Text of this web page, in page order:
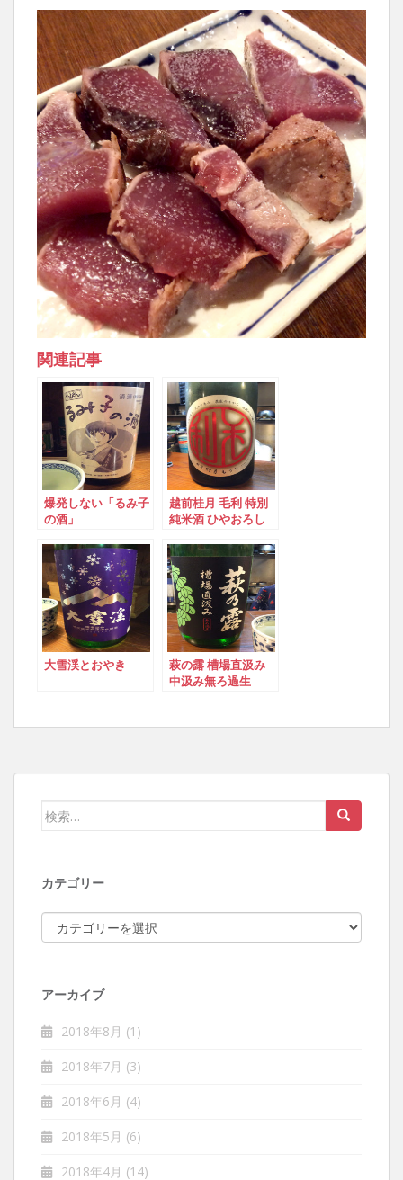
関連記事
爆発しない「るみ子
の酒」
越前桂月 毛利 特別
純米酒 ひやおろし
大雪渓とおやき
萩の露 槽場直汲み
中汲み無ろ過生
検索:
カテゴリー
カテゴリー
アーカイブ
2018年8月 (1)
2018年7月 (3)
2018年6月 (4)
2018年5月 (6)
2018年4月 (14)